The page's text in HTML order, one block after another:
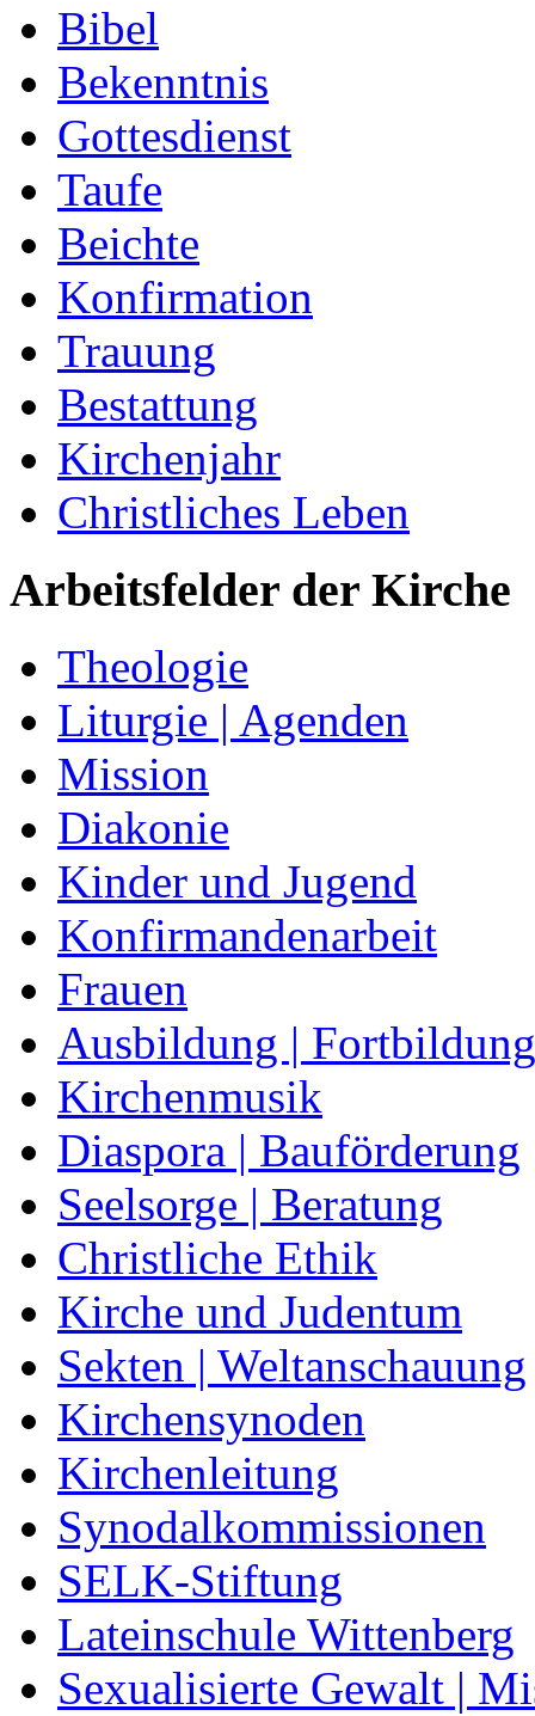
Bibel
Bekenntnis
Gottesdienst
Taufe
Beichte
Konfirmation
Trauung
Bestattung
Kirchenjahr
Christliches Leben
Arbeitsfelder der Kirche
Theologie
Liturgie | Agenden
Mission
Diakonie
Kinder und Jugend
Konfirmandenarbeit
Frauen
Ausbildung | Fortbildung
Kirchenmusik
Diaspora | Bauförderung
Seelsorge | Beratung
Christliche Ethik
Kirche und Judentum
Sekten | Weltanschauung
Kirchensynoden
Kirchenleitung
Synodalkommissionen
SELK-Stiftung
Lateinschule Wittenberg
Sexualisierte Gewalt |